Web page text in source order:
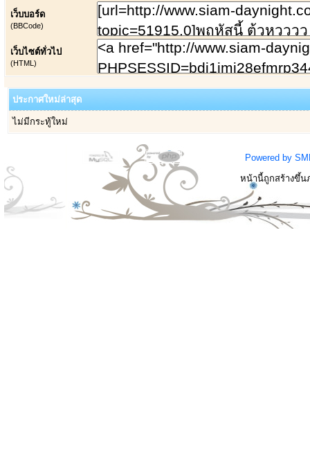
เว็บบอร์ด
(BBCode)
เว็บไซต์ทั่วไป
(HTML)
ประกาศใหม่ล่าสุด
ไม่มีกระทู้ใหม่
Powered by
หน้านี้ถูกสร้างขึ้น